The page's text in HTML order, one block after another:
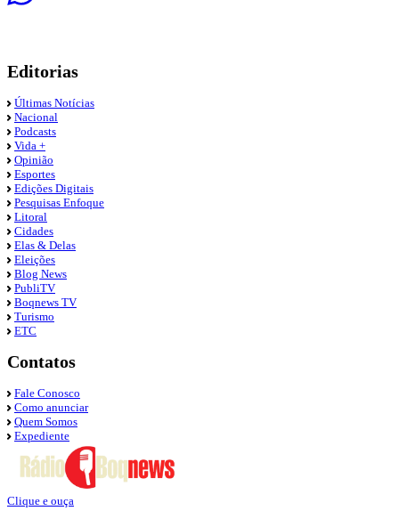
Editorias
Últimas Notícias
Nacional
Podcasts
Vida +
Opinião
Esportes
Edições Digitais
Pesquisas Enfoque
Litoral
Cidades
Elas & Delas
Eleições
Blog News
PubliTV
Boqnews TV
Turismo
ETC
Contatos
Fale Conosco
Como anunciar
Quem Somos
Expediente
Clique e ouça